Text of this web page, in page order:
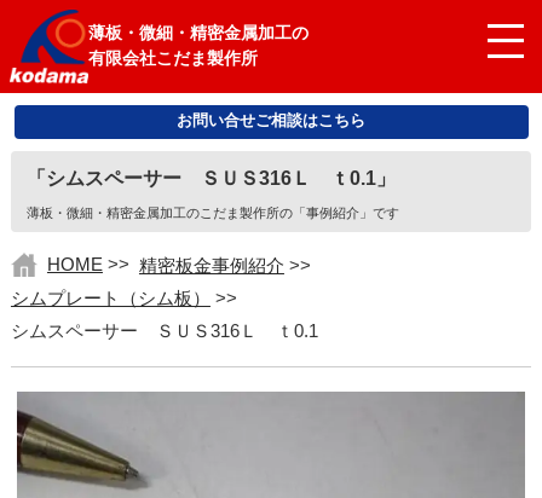
薄板・微細・精密金属加工の
有限会社こだま製作所
お問い合せご相談はこちら
「シムスペーサー ＳＵＳ316Ｌ ｔ0.1」
薄板・微細・精密金属加工のこだま製作所の「事例紹介」です
HOME >> 精密板金事例紹介 >>
シムプレート（シム板）
>>
シムスペーサー ＳＵＳ316Ｌ ｔ0.1